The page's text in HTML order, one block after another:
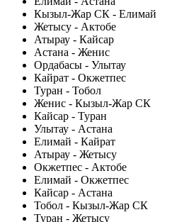
Кызыл-Жар СК - Елимай
Жетысу - Актобе
Атырау - Кайсар
Астана - Женис
Ордабасы - Улытау
Кайрат - Окжетпес
Туран - Тобол
Женис - Кызыл-Жар СК
Кайсар - Туран
Улытау - Астана
Елимай - Кайрат
Атырау - Жетысу
Окжетпес - Актобе
Елимай - Окжетпес
Кайсар - Астана
Тобол - Кызыл-Жар СК
Туран - Жетысу